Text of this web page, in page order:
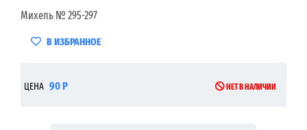
Михель № 295-297
В ИЗБРАННОЕ
ЦЕНА 90 Р НЕТ В НАЛИЧИИ